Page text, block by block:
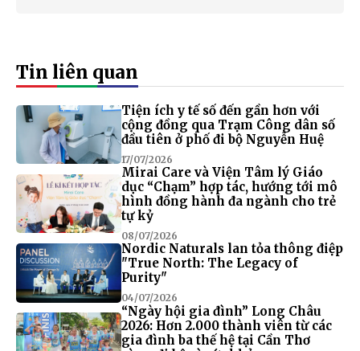
Tin liên quan
Tiện ích y tế số đến gần hơn với
cộng đồng qua Trạm Công dân số
đầu tiên ở phố đi bộ Nguyễn Huệ
17/07/2026
Mirai Care và Viện Tâm lý Giáo
dục “Chạm” hợp tác, hướng tới mô
hình đồng hành đa ngành cho trẻ
tự kỷ
08/07/2026
Nordic Naturals lan tỏa thông điệp
"True North: The Legacy of
Purity"
04/07/2026
“Ngày hội gia đình” Long Châu
2026: Hơn 2.000 thành viên từ các
gia đình ba thế hệ tại Cần Thơ